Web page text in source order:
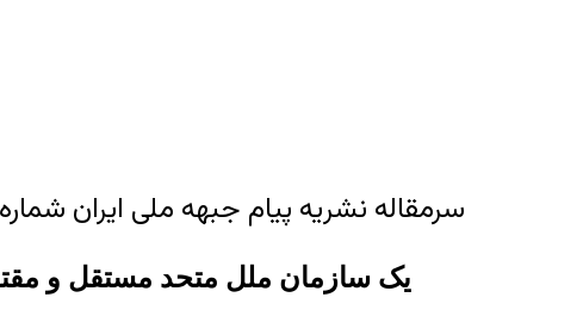
سرمقاله نشریه پیام جبهه ملی ایران شماره ۲۱۵ مورخ ۱۷ اردیبهشت ماه ۱۴۰۱
یک سازمان ملل متحد مستقل و